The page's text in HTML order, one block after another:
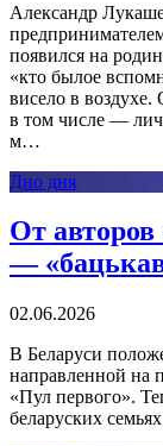
Александр
появился на
«кто былое
висело в
в том числе —
м…
Дно дня
От авторов
—
02.06.2026
В Беларуси
направленной на
«Пул первого».
беларуских